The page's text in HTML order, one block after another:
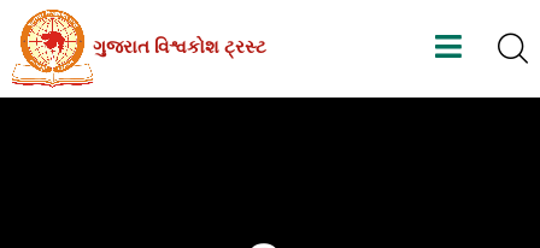
Skip
the
ગુજરાત વિશ્વકોશ ટ્રસ્ટ